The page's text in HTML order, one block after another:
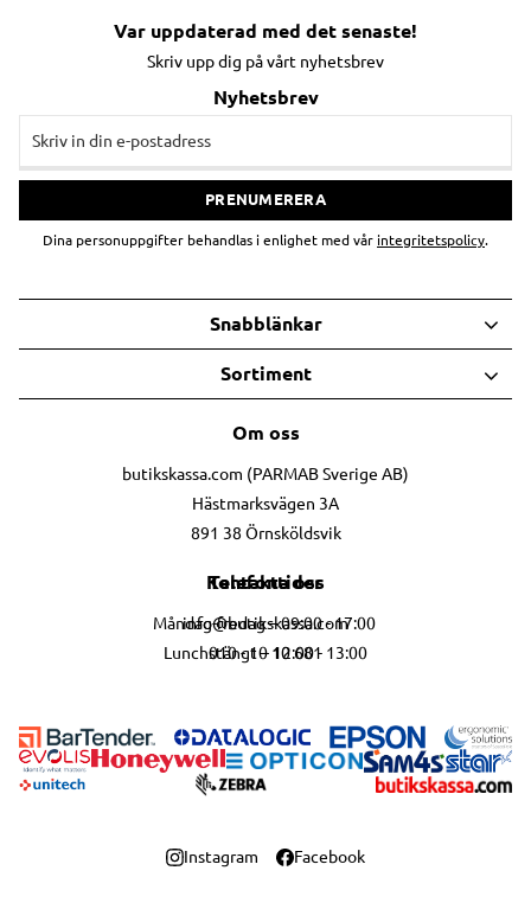
Var uppdaterad med det senaste!
Skriv upp dig på vårt nyhetsbrev
Nyhetsbrev
PRENUMERERA
Dina personuppgifter behandlas i enlighet med vår integritetspolicy.
Om oss
butikskassa.com (PARMAB Sverige AB)
Hästmarksvägen 3A
891 38 Örnsköldsvik
Kontakta oss
info@butikskassa.com
010 - 10 10 681
Telefontider
Måndag-fredag – 09:00 - 17:00
Lunchstängt – 12:00 - 13:00
Snabblänkar
Sortiment
Instagram Facebook